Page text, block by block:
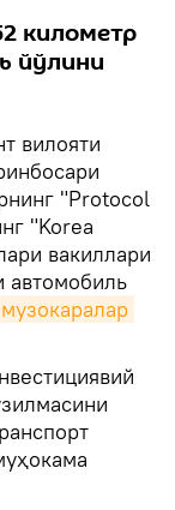
километр
йўлини
вилояти
"Protocol
"Korea
вакиллари
автомобиль
музокаралар